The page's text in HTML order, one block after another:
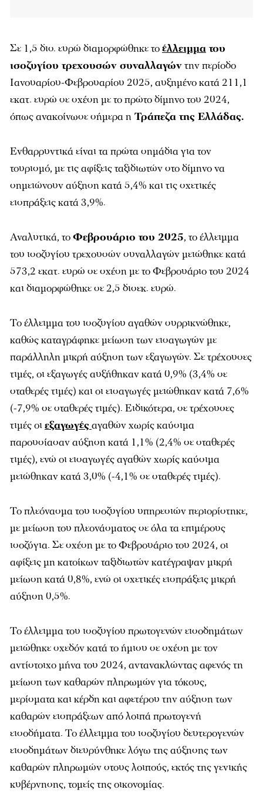
Σε 1,5 δισ. ευρώ διαμορφώθηκε τοέλλειμμα του
ισοζυγίου τρεχουσών συναλλαγώντην περίοδο
Ιανουαρίου-Φεβρουαρίου 2025, αυξημένο κατά 211,1
εκατ. ευρώ σε σχέση με το πρώτο δίμηνο του 2024,
όπως ανακοίνωσε σήμερα η Τράπεζα της Ελλάδας.
Ενθαρρυντικά είναι τα πρώτα σημάδια για τον
τουρισμό, με τις αφίξεις ταξιδιωτών στο δίμηνο να
σημειώνουν αύξηση κατά 5,4% και τις σχετικές
εισπράξεις κατά 3,9%.
Αναλυτικά, τοΦεβρουάριο του 2025, το έλλειμμα
του ισοζυγίου τρεχουσών συναλλαγών μειώθηκε κατά
573,2 εκατ. ευρώ σε σχέση με το Φεβρουάριο του 2024
και διαμορφώθηκε σε 2,5 δισεκ. ευρώ.
Το έλλειμμα του ισοζυγίου αγαθών συρρικνώθηκε,
καθώς καταγράφηκε μείωση των εισαγωγών με
παράλληλη μικρή αύξηση των εξαγωγών. Σε τρέχουσες
τιμές, οι εξαγωγές αυξήθηκαν κατά 0,9% (3,4% σε
σταθερές τιμές) και οι εισαγωγές μειώθηκαν κατά 7,6%
(-7,9% σε σταθερές τιμές). Ειδικότερα, σε τρέχουσες
τιμές οιεξαγωγέςαγαθών χωρίς καύσιμα
παρουσίασαν αύξηση κατά 1,1% (2,4% σε σταθερές
τιμές), ενώ οι εισαγωγές αγαθών χωρίς καύσιμα
μειώθηκαν κατά 3,0% (-4,1% σε σταθερές τιμές).
Το πλεόνασμα του ισοζυγίου υπηρεσιών περιορίστηκε,
με μείωση του πλεονάσματος σε όλα τα επιμέρους
ισοζύγια. Σε σχέση με το Φεβρουάριο του 2024, οι
αφίξεις μη κατοίκων ταξιδιωτών κατέγραψαν μικρή
μείωση κατά 0,8%, ενώ οι σχετικές εισπράξεις μικρή
αύξηση 0,5%.
Το έλλειμμα του ισοζυγίου πρωτογενών εισοδημάτων
μειώθηκε σχεδόν κατά το ήμισυ σε σχέση με τον
αντίστοιχο μήνα του 2024, αντανακλώντας αφενός τη
μείωση των καθαρών πληρωμών για τόκους,
μερίσματα και κέρδη και αφετέρου την αύξηση των
καθαρών εισπράξεων από λοιπά πρωτογενή
εισοδήματα. Το έλλειμμα του ισοζυγίου δευτερογενών
εισοδημάτων διευρύνθηκε λόγω της αύξησης των
καθαρών πληρωμών στους λοιπούς, εκτός της γενικής
κυβέρνησης, τομείς της οικονομίας.